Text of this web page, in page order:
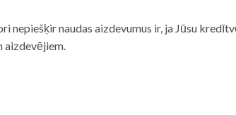
nepiešķir naudas aizdevumus ir, ja Jūsu
aizdevējiem.